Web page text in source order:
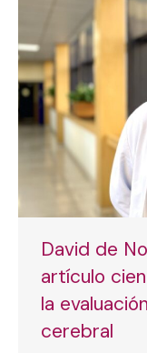
David de
artículo
la
cerebral